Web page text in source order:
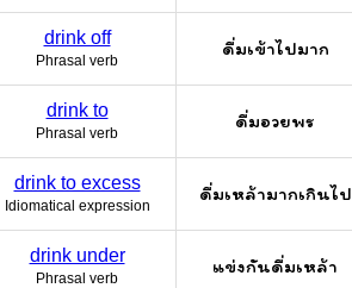
drink off
Phrasal verb
ดื่มเข้าไปมาก
drink to
Phrasal verb
ดื่มอวยพร
drink to excess
Idiomatical expression
ดื่มเหล้ามากเกินไป
drink under
Phrasal verb
แข่งกันดื่มเหล้า